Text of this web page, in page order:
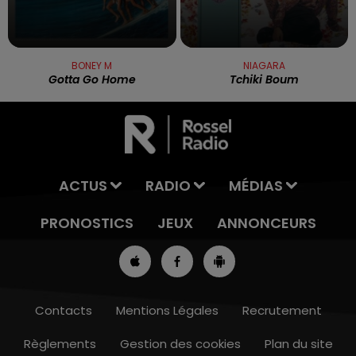
13h00 - 16h00
BONEY M
Gotta Go Home
NIAGARA
Tchiki Boum
ACTUS RADIO
MÉDIAS
PRONOSTICS
JEUX ANNONCEURS
Contacts Mentions Légales
Recrutement
Règlements
Gestion des cookies Plan du site